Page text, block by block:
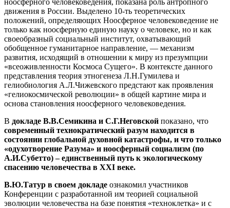
движения в России. Выделено 10-ть теоретических
положений, определяющих Ноосферное человековедение не
только как ноосферную единую науку о человеке, но и как
своеобразный социальный институт, охватывающий
обобщенное гуманитарное направление, — механизм
развития, исходящий в отношении к миру из презумпции
«всеоживленности Космоса Сущего». В контексте данного
представления теория этногенеза Л.Н.Гумилева и
гелиобиология А.Л.Чижевского предстают как проявления
«гелиокосмической революции» в общей картине мира и
основа становления ноосферного человековедения.
В докладе В.В.Семикина и С.Г.Неговской показано, что
современный технократический разум находится в
состоянии глобальной духовной катастрофы, и что только
«одухотворение Разума» и ноосферный социализм (по
А.И.Субетто) – единственный путь к экологическому
спасению человечества в XXI веке.
В.Ю.Татур в своем докладе ознакомил участников
Конференции с разработанной им теорией социальной
эволюции человечества на базе понятия «техноклетка» и с